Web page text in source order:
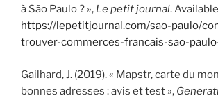
à São Paulo ? », Le petit journal.
https://lepetitjournal.com/sao-paulo/
trouver-commerces-francais-sao-
Gailhard, J. (2019). « Mapstr, carte du
bonnes adresses : avis et test »,